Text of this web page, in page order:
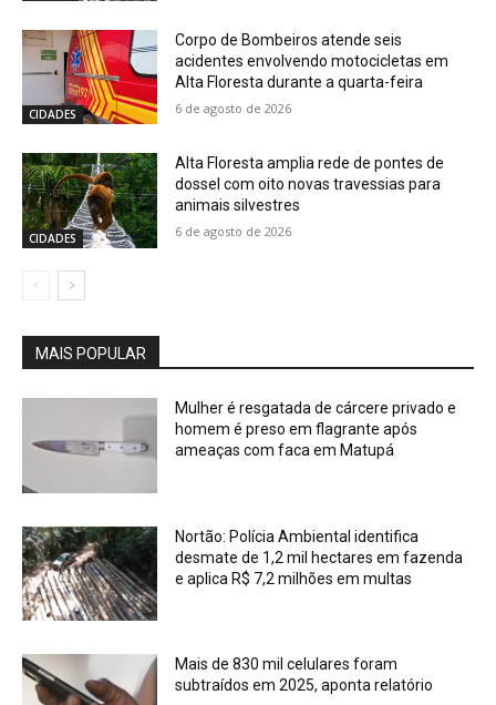
CIDADES
Corpo de Bombeiros atende seis
acidentes envolvendo motocicletas em
Alta Floresta durante a quarta-feira
6 de agosto de 2026
CIDADES
Alta Floresta amplia rede de pontes de
dossel com oito novas travessias para
animais silvestres
6 de agosto de 2026
MAIS POPULAR
Mulher é resgatada de cárcere privado e
homem é preso em flagrante após
ameaças com faca em Matupá
Nortão: Polícia Ambiental identifica
desmate de 1,2 mil hectares em fazenda
e aplica R$ 7,2 milhões em multas
Mais de 830 mil celulares foram
subtraídos em 2025, aponta relatório